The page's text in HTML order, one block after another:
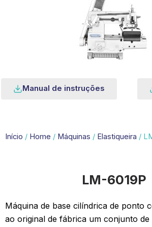
Manual de instruções
Início / Home / Máquinas / Elastiqueira /
LM-6019P
Máquina de base cilíndrica de ponto
ao original de fábrica um conjunto de